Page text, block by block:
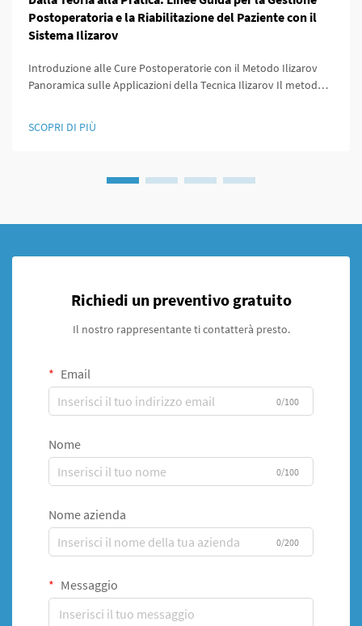
Postoperatoria e la Riabilitazione del Paziente con il
Sistema Ilizarov
Introduzione alle Cure Postoperatorie con il Metodo Ilizarov
Panoramica sulle Applicazioni della Tecnica Ilizarov Il metodo
offerto modi per allungare le ossa, stabilizzare le fratture e
correggere deformità che...
SCOPRI DI PIÙ
Richiedi un preventivo gratuito
Il nostro rappresentante ti contatterà presto.
Email
0/100
Nome
0/100
Nome azienda
0/200
Messaggio